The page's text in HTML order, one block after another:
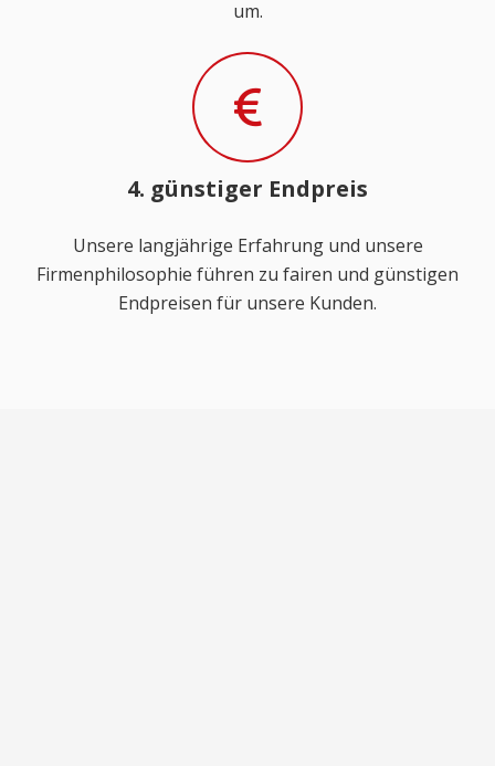
um.
4. günstiger Endpreis
Unsere langjährige Erfahrung und unsere
Firmenphilosophie führen zu fairen und günstigen
Endpreisen für unsere Kunden.